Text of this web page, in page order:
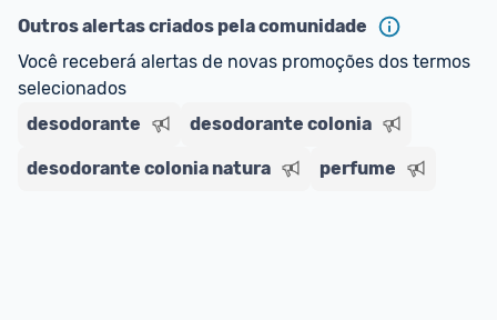
Outros alertas criados pela comunidade
Você receberá alertas de novas promoções dos termos
selecionados
desodorante
desodorante colonia
desodorante colonia natura perfume